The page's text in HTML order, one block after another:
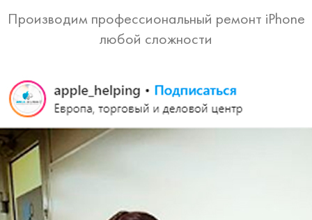
Производим профессиональный ремонт iPhone
любой сложности